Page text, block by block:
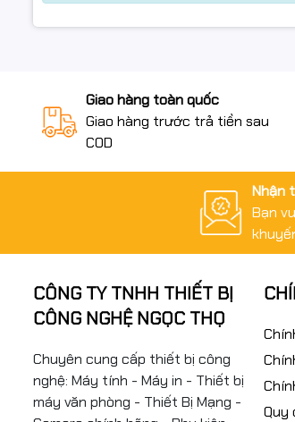
Giao hàng toàn quốc
Giao hàng trước trả tiền sau
COD
Nhận
Bạn
CÔNG TY TNHH THIẾT BỊ
CÔNG NGHỆ NGỌC THỌ
Chuyên cung cấp thiết bị công
nghệ: Máy tính - Máy in - Thiết bị
máy văn phòng - Thiết Bị Mạng -
Quy